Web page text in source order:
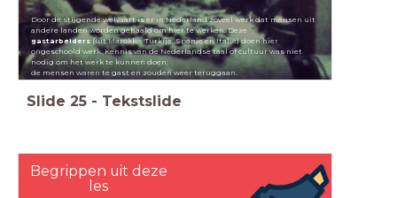
Door de stijgende welvaart is er in Nederland zoveel werk dat mensen uit
andere landen worden gehaald om hier te werken. Deze
gastarbeiders(uit Marokko, Turkije, Spanje en Italië) doen hier
ongeschoold werk. Kennis van de Nederlandse taal of cultuur was niet
nodig om het werk te kunnen doen:
de mensen waren te gast en zouden weer teruggaan.
Slide 25 - Tekstslide
Begrippen uit deze
les